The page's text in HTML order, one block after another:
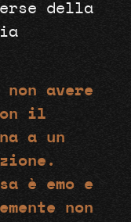
della
avere
il
a un
è emo e
non